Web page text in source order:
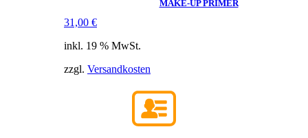
MAKE-UP PRIMER
31,00 €
inkl. 19 % MwSt.
zzgl. Versandkosten